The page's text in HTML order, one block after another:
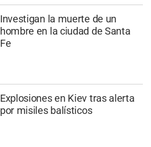
Investigan la muerte de un
hombre en la ciudad de Santa
Fe
Explosiones en Kiev tras alerta
por misiles balísticos